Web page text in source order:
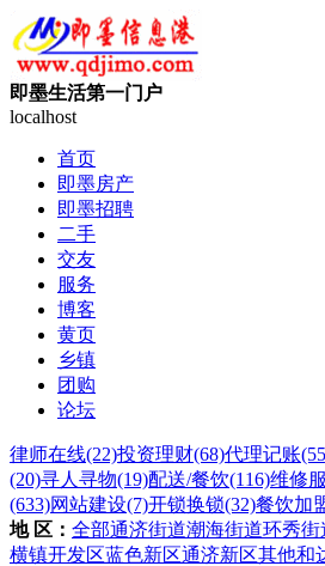
即墨生活第一门户
localhost
首页
即墨房产
即墨招聘
二手
交友
服务
博客
黄页
乡镇
团购
论坛
律师在线(22)投资理财(68)代理记账
(20)寻人寻物(19)配送/餐饮(116)维修
(633)网站建设(7)开锁换锁(32)餐饮加
地 区： 全部通济街道潮海街道环秀街
横镇开发区蓝色新区通济新区其他和